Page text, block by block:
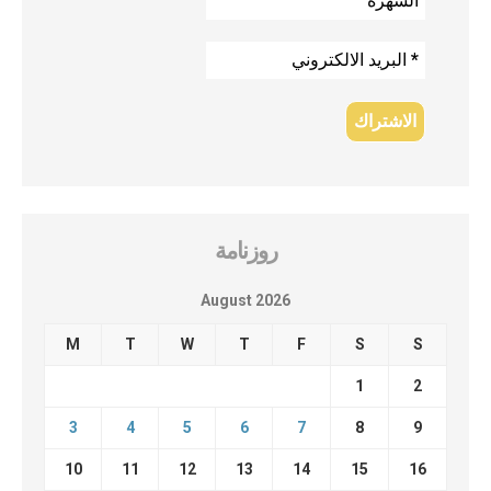
روزنامة
August 2026
M T W T F S S
1 2
3 4 5 6 7 8 9
10 11 12 13 14 15 16